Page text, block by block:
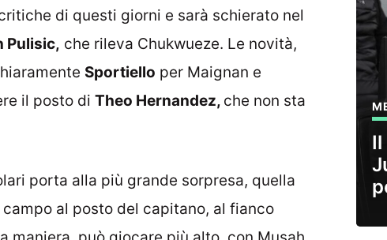
di questi giorni e sarà schierato nel
Pulisic, che rileva Chukwueze. Le novità,
Sportiello per Maignan e
il posto di Theo Hernandez, che non sta
porta alla più grande sorpresa, quella
campo al posto del capitano, al fianco
Il